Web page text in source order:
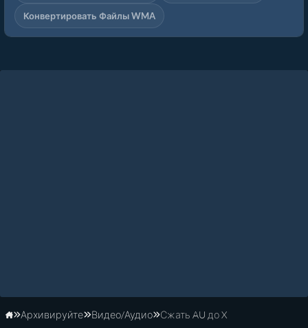
Конвертировать Файлы WMA
Главная
Архивируйте Видео/Аудио Сжать AU до X